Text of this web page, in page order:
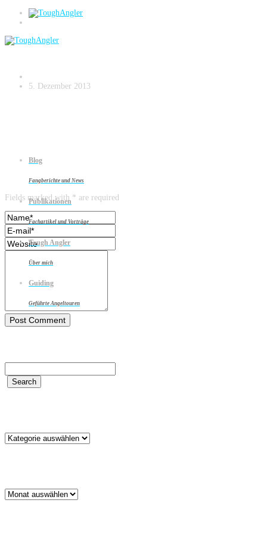
Blog
Fangberichte und News
Publikationen
Fachartikel und Vorträge
Tough Angler
Über mich
Guiding
Geführte Angeltouren
Kapitaler Barsch auf ZipBaits Wobbler
5. Dezember 2013
Leave a reply
Fields marked with * are required
Kategorien
Archiv